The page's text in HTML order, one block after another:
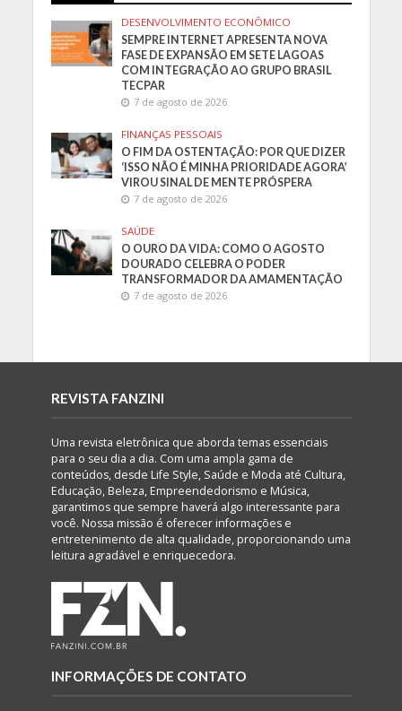
DESENVOLVIMENTO ECONÔMICO
SEMPRE INTERNET APRESENTA NOVA
FASE DE EXPANSÃO EM SETE LAGOAS
COM INTEGRAÇÃO AO GRUPO BRASIL
TECPAR
7 de agosto de 2026
FINANÇAS PESSOAIS
O FIM DA OSTENTAÇÃO: POR QUE DIZER
‘ISSO NÃO É MINHA PRIORIDADE AGORA’
VIROU SINAL DE MENTE PRÓSPERA
7 de agosto de 2026
SAÚDE
O OURO DA VIDA: COMO O AGOSTO
DOURADO CELEBRA O PODER
TRANSFORMADOR DA AMAMENTAÇÃO
7 de agosto de 2026
REVISTA FANZINI
Uma revista eletrônica que aborda temas essenciais
para o seu dia a dia. Com uma ampla gama de
conteúdos, desde Life Style, Saúde e Moda até Cultura,
Educação, Beleza, Empreendedorismo e Música,
garantimos que sempre haverá algo interessante para
você. Nossa missão é oferecer informações e
entretenimento de alta qualidade, proporcionando uma
leitura agradável e enriquecedora.
INFORMAÇÕES DE CONTATO